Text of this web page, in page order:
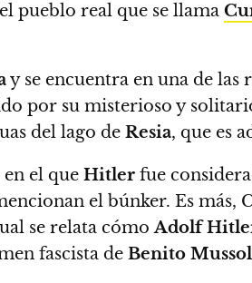
pueblo real que se llama
y se encuentra en una de las
por su misterioso y
del lago de Resia, que es
el que Hitler fue
el búnker. Es
se relata cómoAdolf
fascista de Benito